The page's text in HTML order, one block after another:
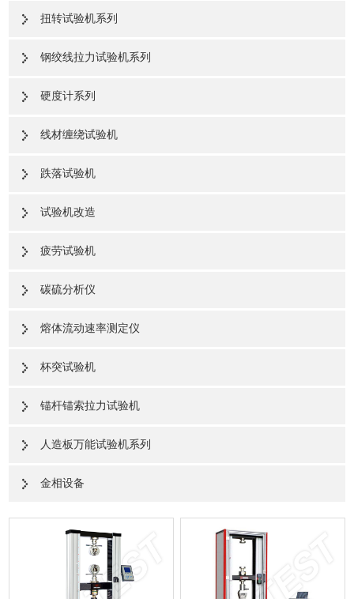
扭转试验机系列
钢绞线拉力试验机系列
硬度计系列
线材缠绕试验机
跌落试验机
试验机改造
疲劳试验机
碳硫分析仪
熔体流动速率测定仪
杯突试验机
锚杆锚索拉力试验机
人造板万能试验机系列
金相设备